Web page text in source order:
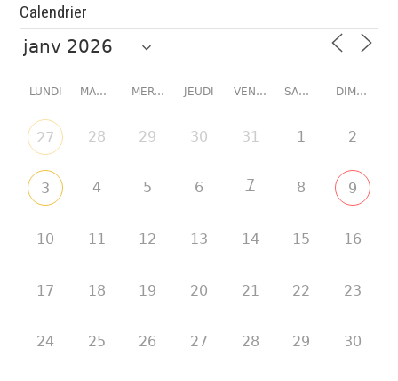
Calendrier
LUNDI MARDI MERCREDI JEUDI VENDREDI SAMEDI DIMANCHE
27 28 29 30 31 1 2
3 4 5 6 7 8 9
10 11 12 13 14 15 16
17 18 19 20 21 22 23
24 25 26 27 28 29 30